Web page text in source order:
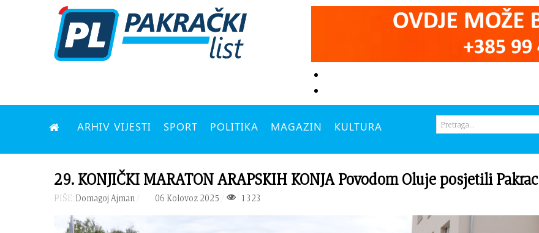
ARHIV VIJESTI SPORT POLITIKA MAGAZIN KULTURA
29. KONJIČKI MARATON ARAPSKIH KONJA Povodom Oluje posjetili Pakrac
PIŠE: Domagoj Ajman 06 Kolovoz 2025 1323